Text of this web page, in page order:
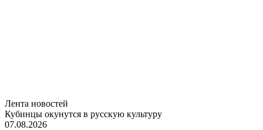
Лента новостей
Кубинцы окунутся в русскую культуру
07.08.2026